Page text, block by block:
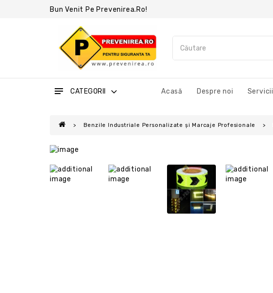
Bun Venit Pe Prevenirea.ro!
CATEGORII Acasă Despre noi Servicii
Benzile Industriale Personalizate și Marcaje Profesionale